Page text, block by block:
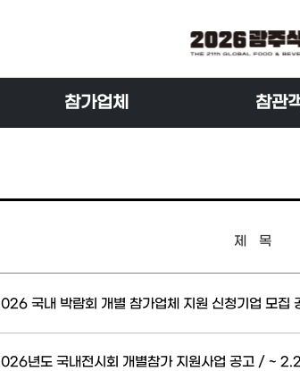
참가업체 참관
제 목
국내 박람회 개별 참가업체 지원 신청기업 모집
년도 국내전시회 개별참가 지원사업 공고 / ~